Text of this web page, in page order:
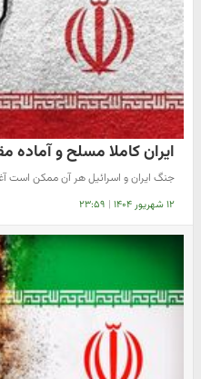
ایران کاملا مسلح و آماده
جنگ ایران و اسرائیل هر آن ممکن است
۱۲ شهریور ۱۴۰۴ | ۲۳:۵۹